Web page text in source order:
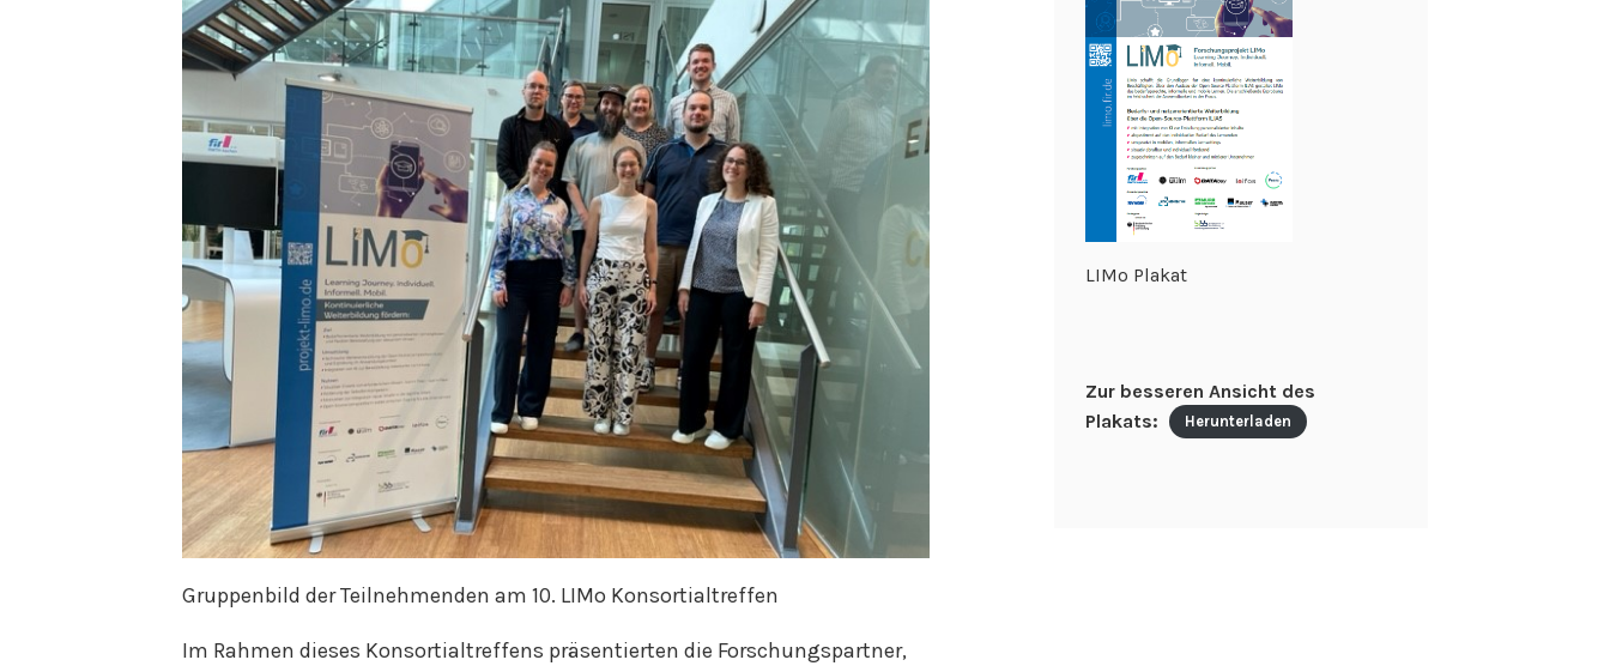
Gruppenbild der Teilnehmenden am 10. LIMo Konsortialtreffen
Im Rahmen dieses Konsortialtreffens präsentierten die Forschungspartner,
LIMo Plakat
Zur besseren Ansicht des
Plakats:
Herunterladen